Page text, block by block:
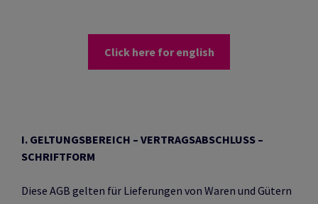
Click here for english
I. GELTUNGSBEREICH – VERTRAGSABSCHLUSS –
SCHRIFTFORM
Diese AGB gelten für Lieferungen von Waren und Gütern